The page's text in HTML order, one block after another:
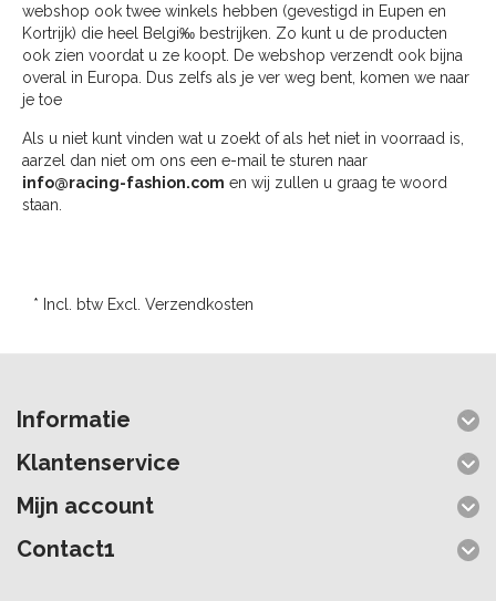
webshop ook twee winkels hebben (gevestigd in Eupen en
Kortrijk) die heel Belgi‰ bestrijken. Zo kunt u de producten
ook zien voordat u ze koopt. De webshop verzendt ook bijna
overal in Europa. Dus zelfs als je ver weg bent, komen we naar
je toe
Als u niet kunt vinden wat u zoekt of als het niet in voorraad is,
aarzel dan niet om ons een e-mail te sturen naar
info@racing-fashion.com en wij zullen u graag te woord
staan.
* Incl. btw Excl. Verzendkosten
Informatie
Klantenservice
Mijn account
Contact1